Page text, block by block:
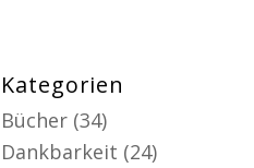
Kategorien
Bücher (34)
Dankbarkeit (24)